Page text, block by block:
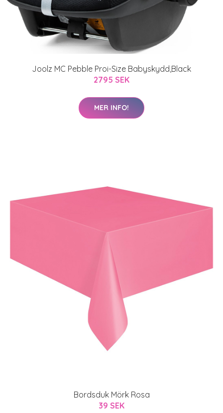
Joolz MC Pebble Proi-Size Babyskydd,Black
2795 SEK
MER INFO!
Bordsduk Mörk Rosa
39 SEK